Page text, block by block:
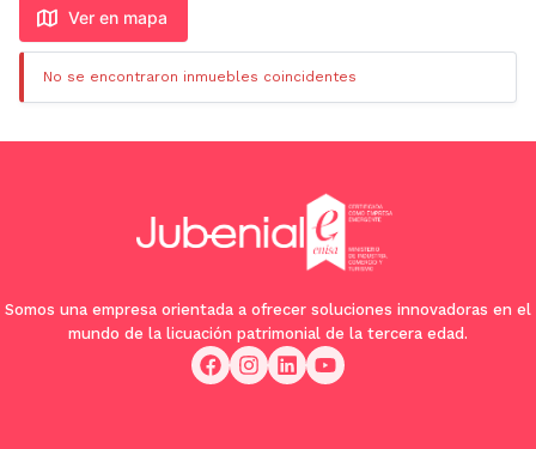
Ver en mapa
No se encontraron inmuebles coincidentes
Somos una empresa orientada a ofrecer soluciones innovadoras en el
mundo de la licuación patrimonial de la tercera edad.